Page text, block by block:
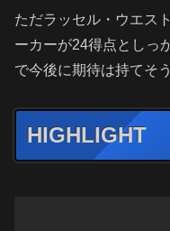
ただラッセル・ウエス
ーカーが24得点としっ
で今後に期待は持てそ
HIGHLIGHT